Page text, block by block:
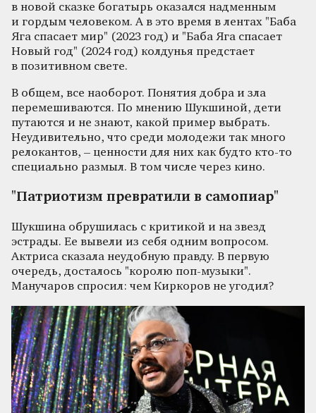
в новой сказке богатырь оказался надменным
и гордым человеком. А в это время в лентах "Баба
Яга спасает мир" (2023 год) и "Баба Яга спасает
Новый год" (2024 год) колдунья предстает
в позитивном свете.
В общем, все наоборот. Понятия добра и зла
перемешиваются. По мнению Шукшиной, дети
путаются и не знают, какой пример выбрать.
Неудивительно, что среди молодежи так много
релокантов, – ценности для них как будто кто-то
специально размыл. В том числе через кино.
"Патриотизм превратили в самопиар"
Шукшина обрушилась с критикой и на звезд
эстрады. Ее вывели из себя одним вопросом.
Актриса сказала неудобную правду. В первую
очередь, досталось "королю поп-музыки".
Манучаров спросил: чем Киркоров не угодил?